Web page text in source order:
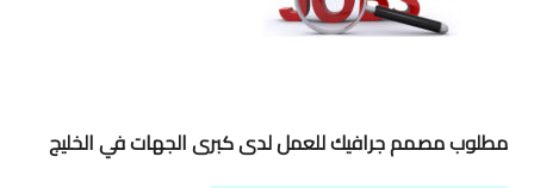
مطلوب مصمم جرافيك للعمل لدى كبرى الجهات في الخليج